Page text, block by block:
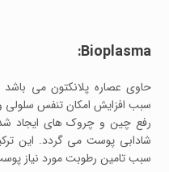
Bioplasma:
حاوی عصاره پلانکتون می باشد
سبب افزایش امکان تنفس
رفع چین و چروک های ایجاد
شادابی پوست می گردد. این
سبب تامین رطوبت مورد نیاز